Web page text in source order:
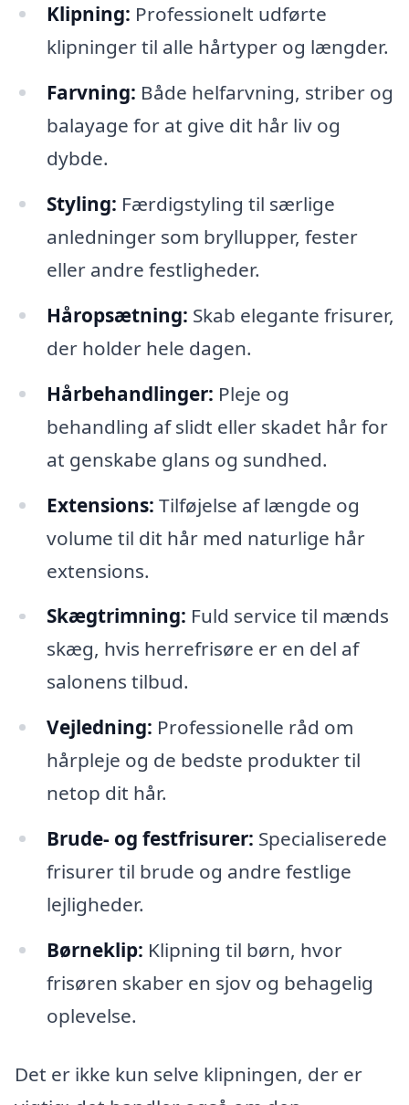
Klipning: Professionelt udførte
klipninger til alle hårtyper og længder.
Farvning: Både helfarvning, striber og
balayage for at give dit hår liv og
dybde.
Styling: Færdigstyling til særlige
anledninger som bryllupper, fester
eller andre festligheder.
Håropsætning: Skab elegante frisurer,
der holder hele dagen.
Hårbehandlinger: Pleje og
behandling af slidt eller skadet hår for
at genskabe glans og sundhed.
Extensions: Tilføjelse af længde og
volume til dit hår med naturlige hår
extensions.
Skægtrimning: Fuld service til mænds
skæg, hvis herrefrisøre er en del af
salonens tilbud.
Vejledning: Professionelle råd om
hårpleje og de bedste produkter til
netop dit hår.
Brude- og festfrisurer: Specialiserede
frisurer til brude og andre festlige
lejligheder.
Børneklip: Klipning til børn, hvor
frisøren skaber en sjov og behagelig
oplevelse.
Det er ikke kun selve klipningen, der er